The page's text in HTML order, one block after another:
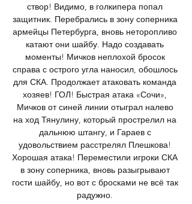
створ! Видимо, в голкипера попал
защитник. Перебрались в зону соперника
армейцы Петербурга, вновь неторопливо
катают они шайбу. Надо создавать
моменты! Мичков неплохой бросок
справа с острого угла наносил, обошлось
для СКА. Продолжает атаковать команда
хозяев! ГОЛ! Быстрая атака «Сочи»,
Мичков от синей линии отыграл налево
на ход Тянулину, который прострелил на
дальнюю штангу, и Гараев с
удовольствием расстрелял Плешкова!
Хорошая атака! Переместили игроки СКА
в зону соперника, вновь разыгрывают
гости шайбу, но вот с бросками не всё так
радужно.